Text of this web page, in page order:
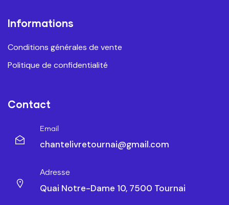
Informations
Conditions générales de vente
Politique de confidentialité
Contact
Email
chantelivretournai@gmail.com
Adresse
Quai Notre-Dame 10, 7500 Tournai